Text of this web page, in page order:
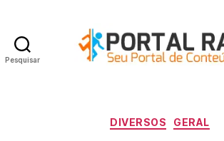
Pesquisar
Categorias
DIVERSOS GERAL